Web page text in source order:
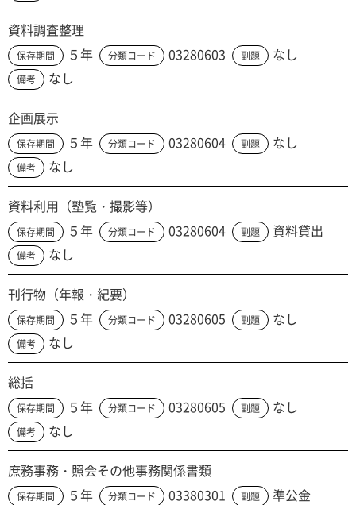
資料調査整理
保存期間 ５年 分類コード 03280603 副題 なし
備考 なし
企画展示
保存期間 ５年 分類コード 03280604 副題 なし
備考 なし
資料利用（塾覧・撮影等）
保存期間 ５年 分類コード 03280604 副題 資料貸出
備考 なし
刊行物（年報・紀要）
保存期間 ５年 分類コード 03280605 副題 なし
備考 なし
総括
保存期間 ５年 分類コード 03280605 副題 なし
備考 なし
庶務事務・照会その他事務関係書類
保存期間 ５年 分類コード 03380301 副題 準公金